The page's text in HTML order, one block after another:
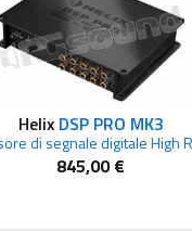
Helix DSP PRO MK3
845,00 €